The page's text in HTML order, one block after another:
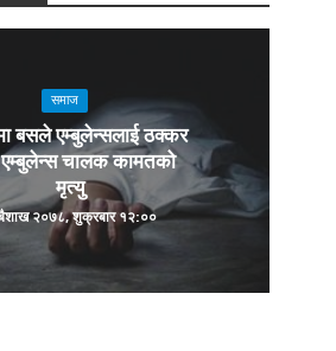
समाज
बसले एम्बुलेन्सलाई ठक्कर
एम्बुलेन्स चालक कामतको
मृत्यु
२०७८, शुक्रबार १२:००